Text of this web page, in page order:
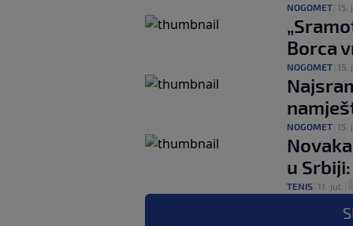
NOGOMET 15.
Borca
NOGOMET 15.
NOGOMET 15.
u
TENIS 11. jul.